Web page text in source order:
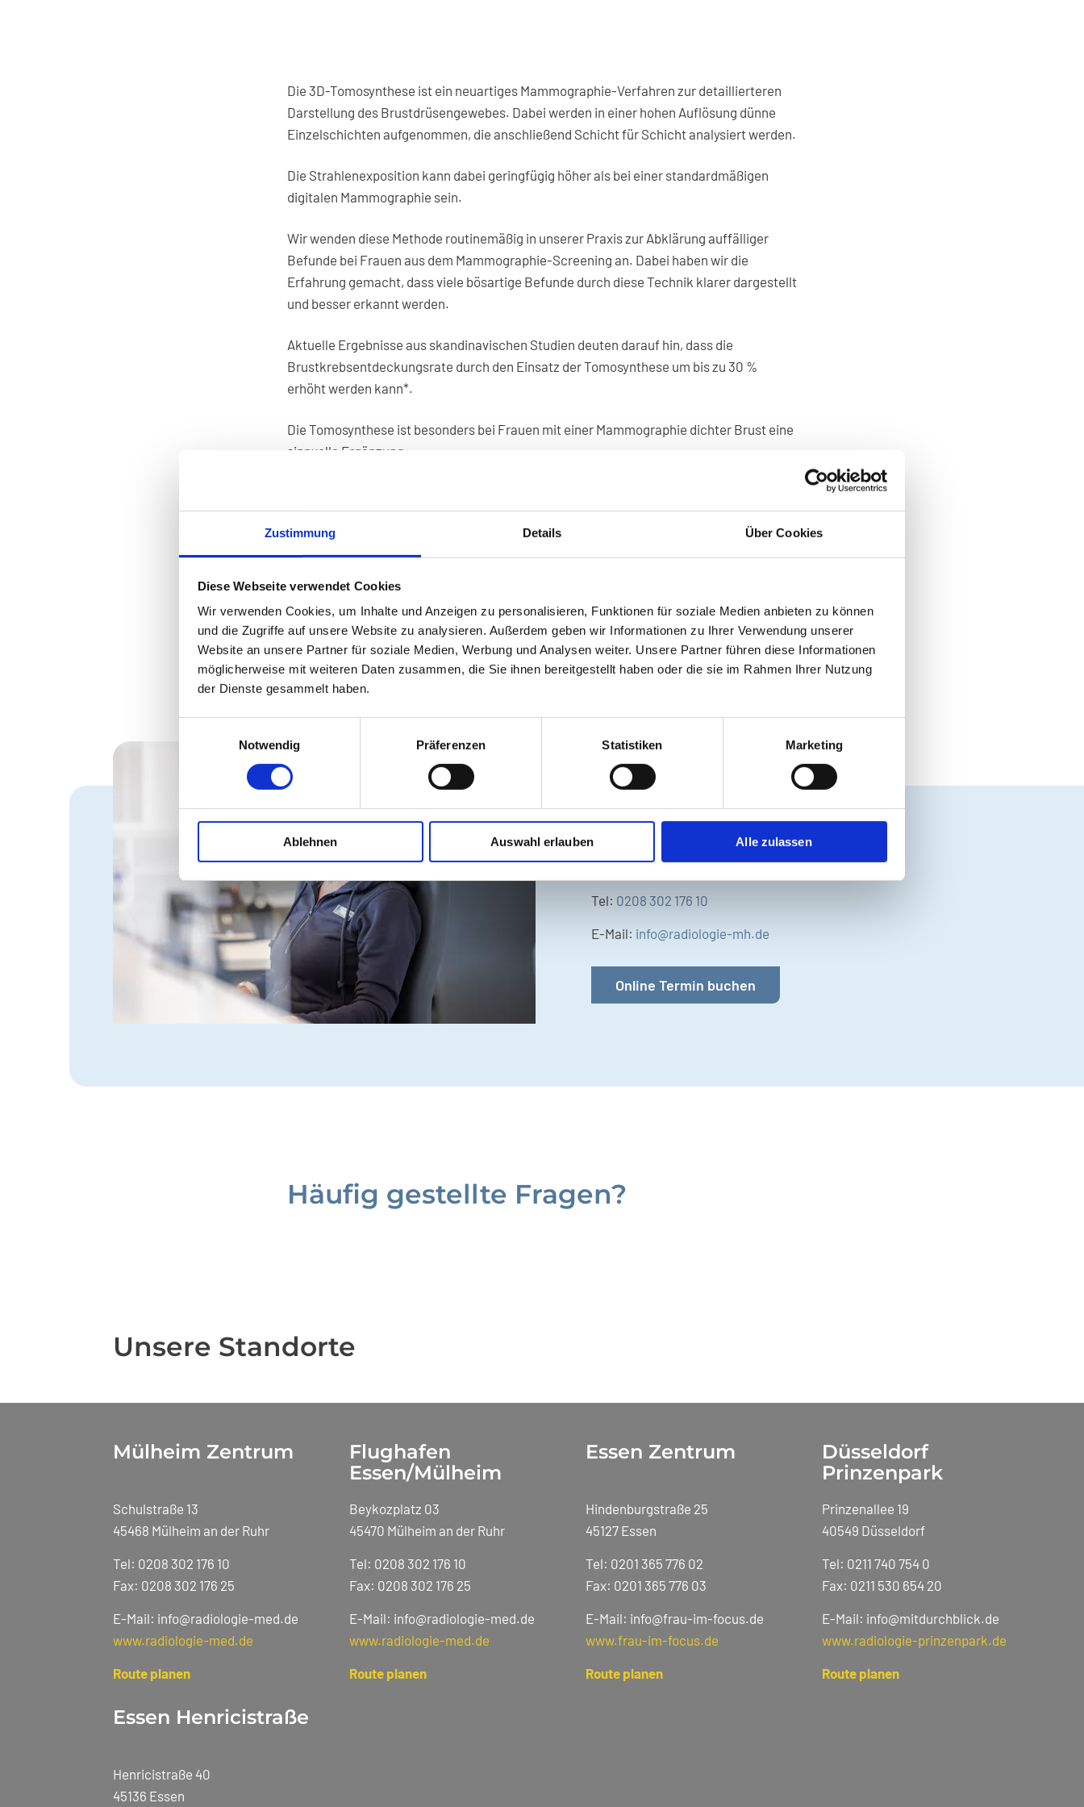
Zustimmung Details Über Cookies
Diese Webseite verwendet Cookies
Wir verwenden Cookies, um Inhalte und Anzeigen zu personalisieren, Funktionen für soziale Medien anbieten zu können
und die Zugriffe auf unsere Website zu analysieren. Außerdem geben wir Informationen zu Ihrer Verwendung unserer
Website an unsere Partner für soziale Medien, Werbung und Analysen weiter. Unsere Partner führen diese Informationen
möglicherweise mit weiteren Daten zusammen, die Sie ihnen bereitgestellt haben oder die sie im Rahmen Ihrer Nutzung
der Dienste gesammelt haben.
Notwendig
Präferenzen Statistiken Marketing
Ablehnen Auswahl erlauben Alle zulassen
Die 3D-Tomosynthese ist ein neuartiges ­Mammographie-Verfahren zur detaillierteren
Darstellung des Brustdrüsengewebes. Dabei werden in einer hohen Auflösung dünne
Einzelschichten aufgenommen, die anschließend Schicht für Schicht analysiert werden.
Die Strahlenexposition kann dabei geringfügig höher als bei einer standardmäßigen
digitalen Mammographie sein.
Wir wenden diese Methode routinemäßig in unserer Praxis zur Abklärung auffälliger
Befunde bei Frauen aus dem Mammographie-Screening an. Dabei haben wir die
Erfahrung gemacht, dass viele bösartige Befunde durch diese Technik klarer dargestellt
und besser erkannt werden.
Aktuelle Ergebnisse aus skandinavischen Studien deuten darauf hin, dass die
Brustkrebsentdeckungsrate durch den Einsatz der Tomosynthese um bis zu 30 %
erhöht werden kann*.
Die Tomosynthese ist besonders bei Frauen mit einer Mammographie dichter Brust eine
sinnvolle Ergänzung.
voll übernommen.
Mammography versus Digital Mammography Plus Tomosynthesis in Breast Cancer
Screening: The Oslo Tomosynthesis Screening Trial, Radiology, April 2019).
Sie erreichen uns unter:
Tel: 0208 302 176 10
E-Mail: info@radiologie-mh.de
Online Termin buchen
Häufig gestellte Fragen?
Unsere Standorte
Mülheim Zentrum
Schulstraße 13
45468 Mülheim an der Ruhr
Tel: 0208 302 176 10
Fax: 0208 302 176 25
E-Mail: info@radiologie-med.de
www.radiologie-med.de
Route planen
Flughafen
Essen/Mülheim
Beykozplatz 03
45470 Mülheim an der Ruhr
Tel: 0208 302 176 10
Fax: 0208 302 176 25
E-Mail: info@radiologie-med.de
www.radiologie-med.de
Route planen
Essen Zentrum
Hindenburgstraße 25
45127 Essen
Tel: 0201 365 776 02
Fax: 0201 365 776 03
E-Mail: info@frau-im-focus.de
www.frau-im-focus.de
Route planen
Düsseldorf
Prinzenpark
Prinzenallee 19
40549 Düsseldorf
Tel: 0211 740 754 0
Fax: 0211 530 654 20
E-Mail: info@mitdurchblick.de
www.radiologie-prinzenpark.de
Route planen
Essen Henricistraße
Henricistraße 40
45136 Essen